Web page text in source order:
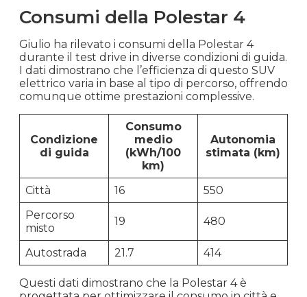
Consumi della Polestar 4
Giulio ha rilevato i consumi della Polestar 4
durante il test drive in diverse condizioni di guida.
I dati dimostrano che l’efficienza di questo SUV
elettrico varia in base al tipo di percorso, offrendo
comunque ottime prestazioni complessive.
Condizione
di guida
Consumo
medio
(kWh/100
km)
Autonomia
stimata (km)
Città 16
550
Percorso
misto
19 480
Autostrada 21.7 414
Questi dati dimostrano che la Polestar 4 è